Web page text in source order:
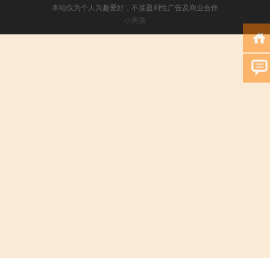
本站仅为个人兴趣爱好，不接盈利性广告及商业合作
小男孩